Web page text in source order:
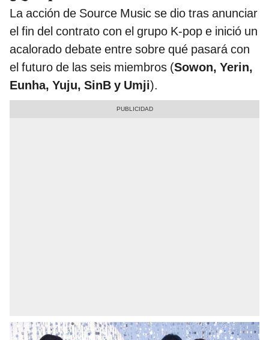
La acción de Source Music se dio tras anunciar
el fin del contrato con el grupo K-pop e inició un
acalorado debate entre sobre qué pasará con
el futuro de las seis miembros (Sowon, Yerin,
Eunha, Yuju, SinB y Umji).